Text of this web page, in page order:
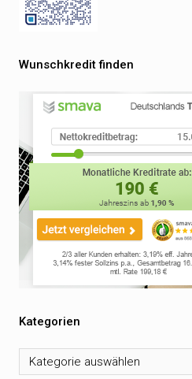
Wunschkredit finden
Kategorien
Kategorien